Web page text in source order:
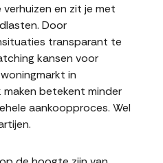
en zit je met
Door
transparant te
kansen voor
in
betekent minder
aankoopproces. Wel